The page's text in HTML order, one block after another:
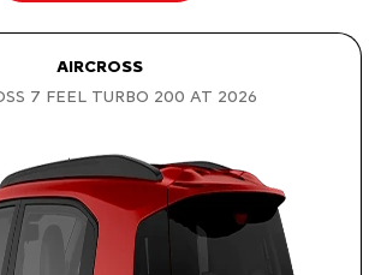
AIRCROSS
7 FEEL TURBO 200 AT 2026